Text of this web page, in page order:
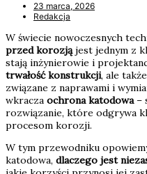
23 marca, 2026
Redakcja
W świecie nowoczesnych
przed korozjąjest jednym z
stają inżynierowie i
trwałość konstrukcji, ale
związane z naprawami i
wkracza ochrona katodowa–
rozwiązanie, które odgrywa
procesom korozji.
W tym przewodniku
katodowa, dlaczego jest